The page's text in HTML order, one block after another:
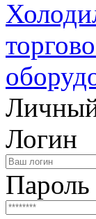
Логин
Пароль